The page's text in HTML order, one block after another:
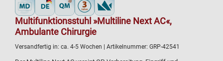
Multifunktionsstuhl »Multiline Next AC«,
Ambulante Chirurgie
Versandfertig in: ca. 4-5 Wochen | Artikelnummer: GRP-42541